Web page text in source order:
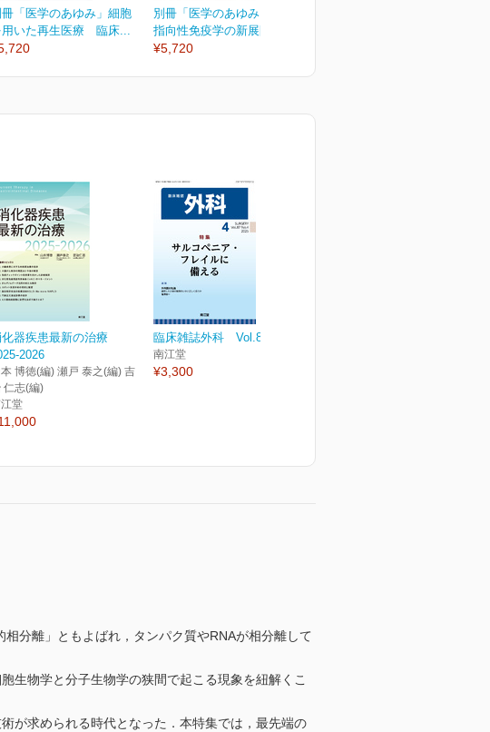
冊「医学のあゆみ」細胞
用いた再生医療 臨床...
別冊「医学のあゆみ」自己
指向性免疫学の新展開...
¥5,720
器疾患最新の治療
2026
博徳(編) 瀬戸 泰之(編) 吉
仁志(編)
堂
臨床雑誌外科 Vol.87 No.4
南江堂
¥3,300
分離」ともよばれ，タンパク質やRNAが相分離して
生物学と分子生物学の狭間で起こる現象を紐解くこ
が求められる時代となった．本特集では，最先端の